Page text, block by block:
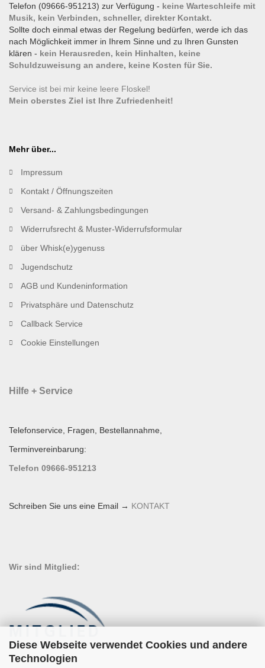
Diese Webseite verwendet Cookies und andere
Technologien
Telefon (09666-951213) zur Verfügung - keine Warteschleife mit
Musik, kein Verbinden, schneller, direkter Kontakt.
Sollte doch einmal etwas der Regelung bedürfen, werde ich das
nach Möglichkeit immer in Ihrem Sinne und zu Ihren Gunsten
klären - kein Herausreden, kein Hinhalten, keine
Schuldzuweisung an andere, keine Kosten für Sie.
Service ist bei mir keine leere Floskel!
Mein oberstes Ziel ist Ihre Zufriedenheit!
Mehr über...
Impressum
Kontakt / Öffnungszeiten
Versand- & Zahlungsbedingungen
Widerrufsrecht & Muster-Widerrufsformular
über Whisk(e)ygenuss
Jugendschutz
AGB und Kundeninformation
Privatsphäre und Datenschutz
Callback Service
Cookie Einstellungen
Hilfe + Service
Telefonservice, Fragen, Bestellannahme,
Terminvereinbarung:
Telefon 09666-951213
Schreiben Sie uns eine Email → KONTAKT
Wir sind Mitglied: